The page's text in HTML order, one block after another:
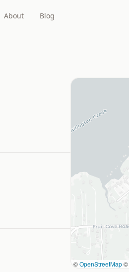
About Blog
©OpenStreetMap©